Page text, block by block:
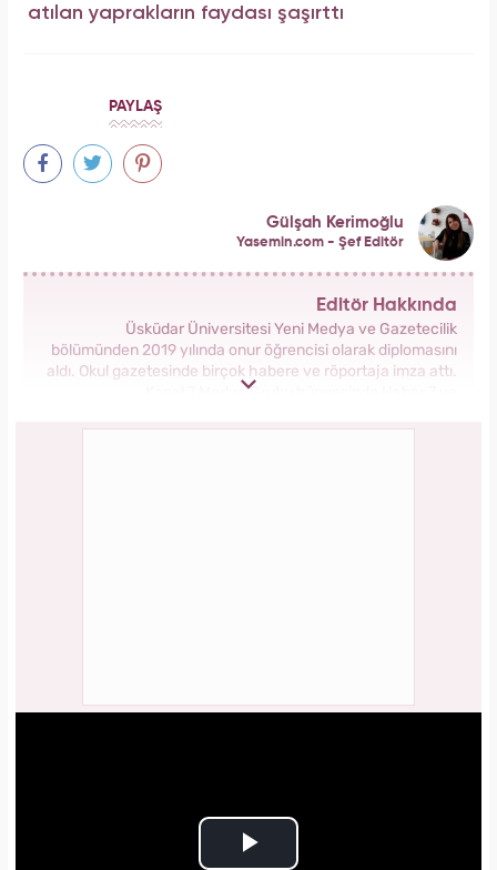
atılan yaprakların faydası şaşırttı
PAYLAŞ
Gülşah Kerimoğlu
Yasemin.com - Şef Editör
Editör Hakkında
Üsküdar Üniversitesi Yeni Medya ve Gazetecilik
bölümünden 2019 yılında onur öğrencisi olarak diplomasını
aldı. Okul gazetesinde birçok habere ve röportaja imza attı.
Kanal 7 Medya Grubu bünyesinde Haber 7 ve
stajyerlik yaptı. Yasemin.com’da mesleğe ilk adımını attı.